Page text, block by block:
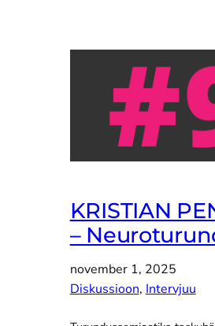
KRISTIAN
–
november 1, 2025
Diskussioon, Intervjuu